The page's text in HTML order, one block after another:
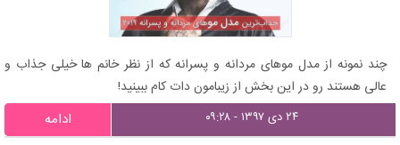
چند نمونه از مدل موهای مردانه و پسرانه که از نظر خانم ها خیلی جذاب و
عالی هستند رو در این بخش از زیبامون دات کام ببینید!
۲۴ دی ۱۳۹۷ - ۰۹:۲۸ ادامه